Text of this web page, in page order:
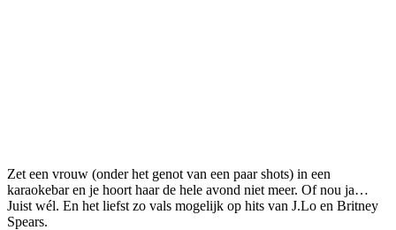
Zet een vrouw (onder het genot van een paar shots) in een
karaokebar en je hoort haar de hele avond niet meer. Of nou ja…
Juist wél. En het liefst zo vals mogelijk op hits van J.Lo en Britney
Spears.